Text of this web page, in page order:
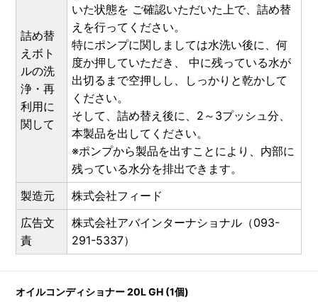
詰め替
えボト
ルの洗
浄・再
利用に
関して
いた状態を ご確認いただいた上で、詰め替
えを行ってください。
特にポンプに関しましては水洗い後に、何
度か押していただき、 中に残っている水が
出切るまで空押しし、しっかりと乾かして
ください。
そして、詰め替え後に、2～3プッシュ分、
本製品を出してください。
※ポンプから製品を出すことにより、内部に
残っている水分を排出できます。
製造元
株式会社フィード
広告文
責
株式会社アバインターナショナル（093-
291-5337）
オイルコンディショナー 20L GH (1個)